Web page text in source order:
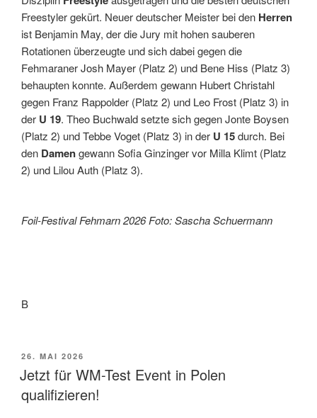
Freestyler gekürt. Neuer deutscher Meister bei den Herren
ist Benjamin May, der die Jury mit hohen sauberen
Rotationen überzeugte und sich dabei gegen die
Fehmaraner Josh Mayer (Platz 2) und Bene Hiss (Platz 3)
behaupten konnte. Außerdem gewann Hubert Christahl
gegen Franz Rappolder (Platz 2) und Leo Frost (Platz 3) in
der U 19. Theo Buchwald setzte sich gegen Jonte Boysen
(Platz 2) und Tebbe Voget (Platz 3) in der U 15durch. Bei
den Damengewann Sofia Ginzinger vor Milla Klimt (Platz
2) und Lilou Auth (Platz 3).
Foil-Festival Fehmarn 2026 Foto: Sascha Schuermann
B
VERÖFFENTLICHT
AM
26. MAI 2026
Jetzt für WM-Test Event in Polen
qualifizieren!